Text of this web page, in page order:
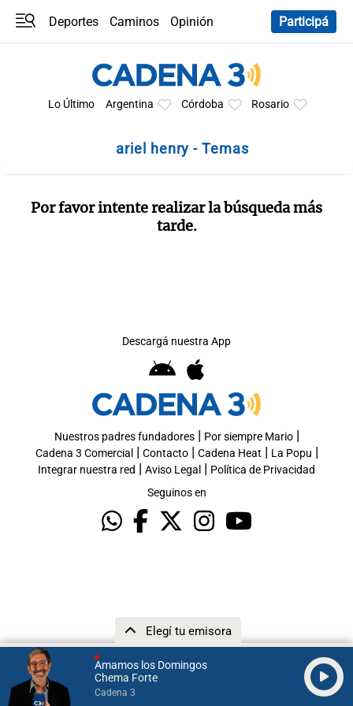
Amamos los Domingos
Chema Forte
Cadena 3
Elegí tu emisora
Deportes Caminos
Opinión
Participá
Lo Último Argentina Córdoba Rosario
ariel henry - Temas
Por favor intente realizar la búsqueda más
tarde.
Descargá nuestra App
Nuestros padres fundadores| Por siempre Mario|
Cadena 3 Comercial | Contacto| Cadena Heat | La Popu |
Integrar nuestra red | Aviso Legal | Política de Privacidad
Seguinos en